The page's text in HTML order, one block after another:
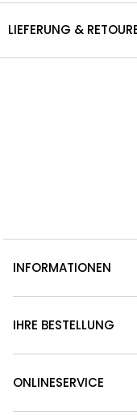
LIEFERUNG &
INFORMATIONEN
IHRE BESTELLUNG
ONLINESERVICE